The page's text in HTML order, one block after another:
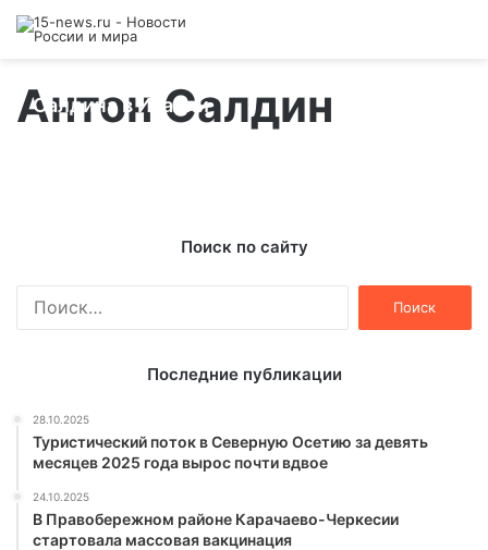
Антон Салдин
Салдина в Италии
Поиск по сайту
Последние публикации
28.10.2025
Туристический поток в Северную Осетию за девять
месяцев 2025 года вырос почти вдвое
24.10.2025
В Правобережном районе Карачаево-Черкесии
стартовала массовая вакцинация